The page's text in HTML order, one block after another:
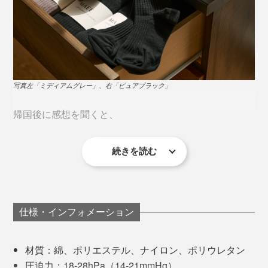
写真左「ミディアムグレー」、右「ピュアブラック」
帰国後に感想を聞くと、
す。でもこのソックスは、そうならなかった。
てることさえ忘れていたほどなのに、足がむくんでいな
続きを読む
仕様・インフォメーション
材質：綿、ポリエステル、ナイロン、ポリウレタン